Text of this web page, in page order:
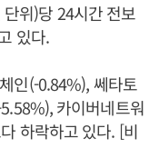
위)당 24시간 전보
있다.
인(-0.84%), 쎄타토
카이버네트워
하락하고 있다. [비